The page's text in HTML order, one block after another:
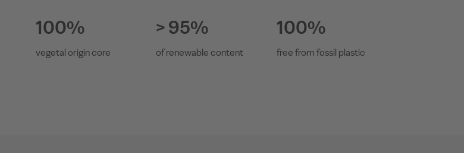
100%
vegetal origin core
> 95%
of renewable content
100%
free from fossil plastic